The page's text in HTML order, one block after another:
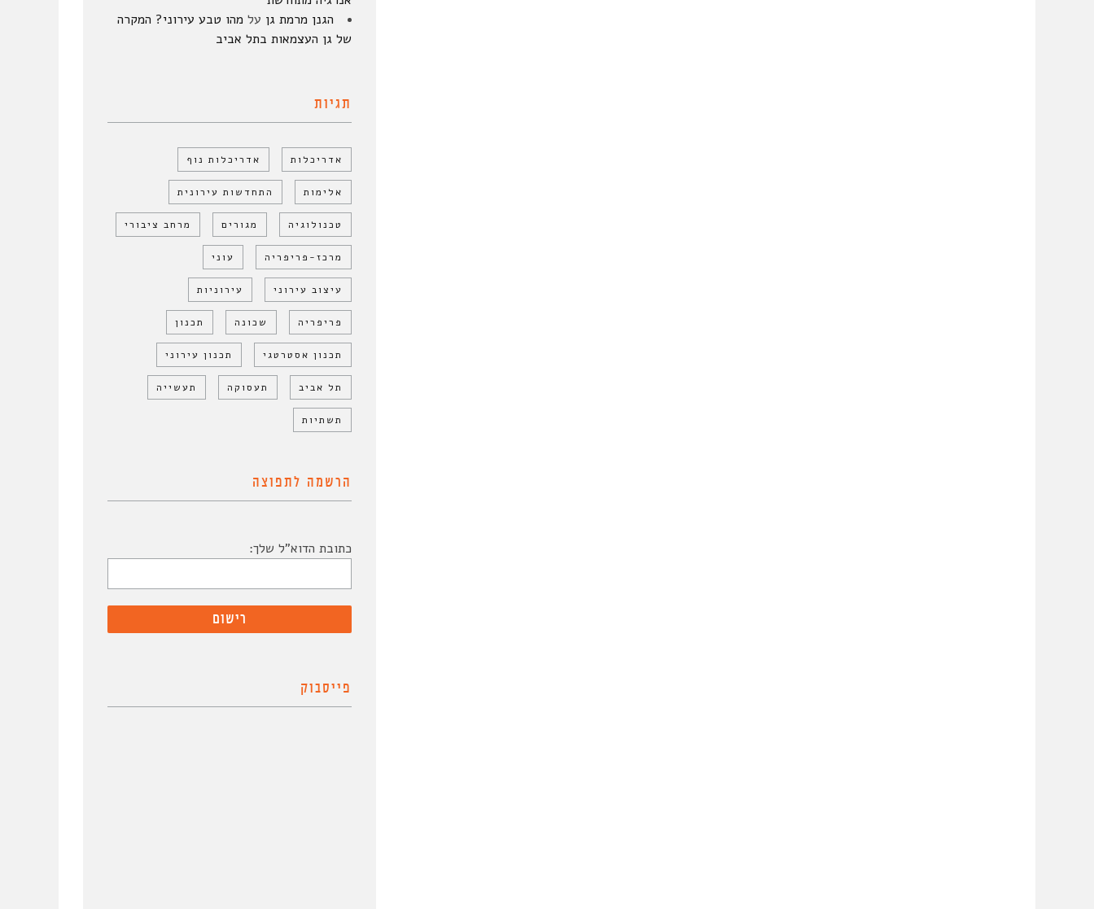
הגנן מרמת גן על מהו טבע עירוני? המקרה
של גן העצמאות בתל אביב
תגיות
אדריכלות אדריכלות נוף
אלימות התחדשות עירונית
טכנולוגיה מגורים מרחב ציבורי
מרכז-פריפריה עוני
עיצוב עירוני עירוניות
פריפריה שכונה תכנון
תכנון אסטרטגי תכנון עירוני
תל אביב תעסוקה תעשייה
תשתיות
הרשמה לתפוצה
כתובת הדוא"ל שלך:
פייסבוק